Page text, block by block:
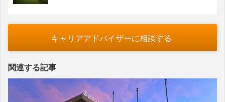
キャリアアドバイザーに相談する
関連する記事